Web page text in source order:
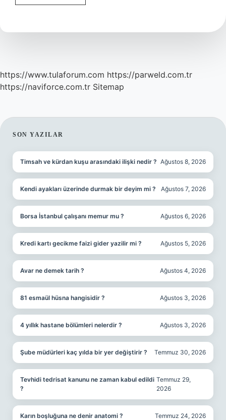
Faturaya
Mi
https://www.tulaforum.com https://parweld.com.tr
https://naviforce.com.tr Sitemap
SIDEBAR
SON YAZILAR
Timsah ve kürdan kuşu arasındaki ilişki nedir ? Ağustos 8, 2026
Kendi ayakları üzerinde durmak bir deyim mi ? Ağustos 7, 2026
Borsa İstanbul çalışanı memur mu ? Ağustos 6, 2026
Kredi kartı gecikme faizi gider yazilir mi ? Ağustos 5, 2026
Avar ne demek tarih ? Ağustos 4, 2026
81 esmaül hüsna hangisidir ? Ağustos 3, 2026
4 yıllık hastane bölümleri nelerdir ? Ağustos 3, 2026
Şube müdürleri kaç yılda bir yer değiştirir ? Temmuz 30, 2026
Tevhidi tedrisat kanunu ne zaman kabul edildi
?
Temmuz 29,
2026
Karın boşluğuna ne denir anatomi ? Temmuz 24, 2026